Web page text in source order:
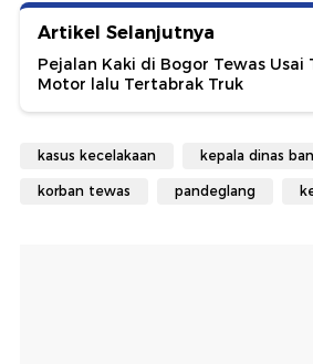
Artikel Selanjutnya
Pejalan Kaki di Bogor Tewas Usai
Motor lalu Tertabrak Truk
kasus kecelakaan kepala dinas
korban tewas pandeglang